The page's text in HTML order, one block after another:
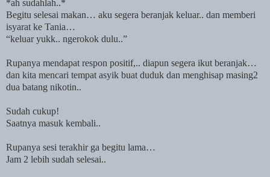
*ah sudahlah..*
Begitu selesai makan… aku segera beranjak keluar.. dan memberi
isyarat ke Tania…
“keluar yukk.. ngerokok dulu..”
Rupanya mendapat respon positif,.. diapun segera ikut beranjak…
dan kita mencari tempat asyik buat duduk dan menghisap masing2
dua batang nikotin..
Sudah cukup!
Saatnya masuk kembali..
Rupanya sesi terakhir ga begitu lama…
Jam 2 lebih sudah selesai..